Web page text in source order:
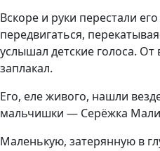
Вскоре и руки перестали
передвигаться,
услышал детские голоса.
заплакал.
Его, еле живого, нашли
мальчишки — Серёжка
Маленькую, затерянную в